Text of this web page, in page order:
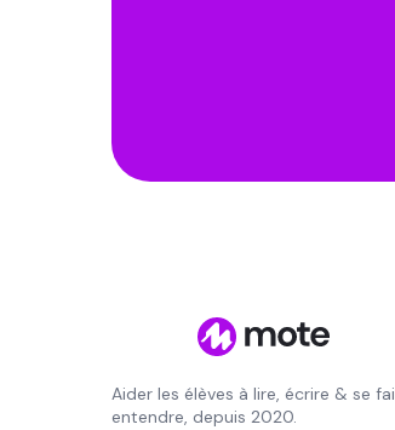
Aider les élèves à lire, écrire & se
entendre, depuis 2020.